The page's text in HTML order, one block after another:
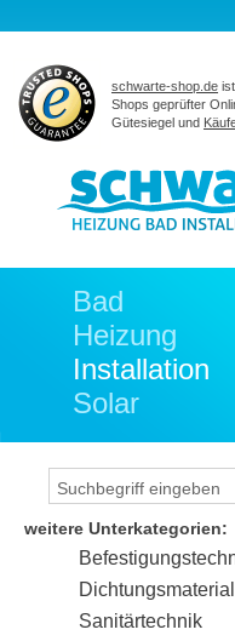
Bad
Heizung
Installation
Solar
weitere Unterkategorien:
Dichtungsmaterial
Sanitärtechnik
schwarte-shop.de
Shops geprüfter
Gütesiegel und